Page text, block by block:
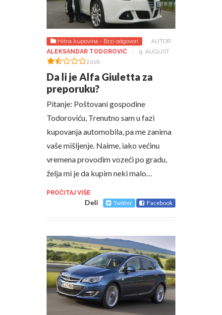
Hitna kupovina - Brzi odgovori
AUTOR:
ALEKSANDAR TODOROVIĆ
-
9. AUGUST
2016.
Da li je Alfa Giuletta za
preporuku?
Pitanje: Poštovani gospodine
Todoroviću, Trenutno sam u fazi
kupovanja automobila, pa me zanima
vaše mišljenje. Naime, iako većinu
vremena provodim vozeći po gradu,
želja mi je da kupim neki malo…
PROČITAJ VIŠE
Deli Twitter Facebook